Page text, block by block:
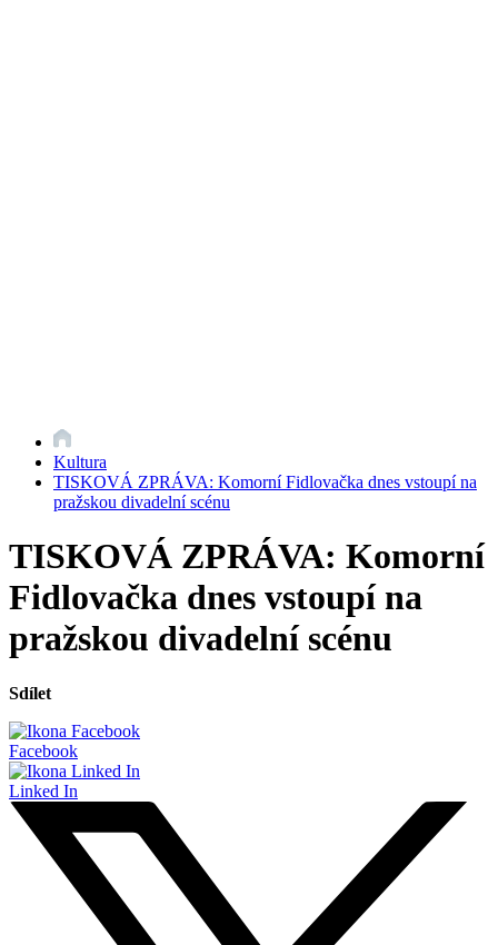
Kultura
TISKOVÁ ZPRÁVA: Komorní Fidlovačka dnes vstoupí na
pražskou divadelní scénu
TISKOVÁ ZPRÁVA: Komorní
Fidlovačka dnes vstoupí na
pražskou divadelní scénu
Sdílet
Facebook
Linked In